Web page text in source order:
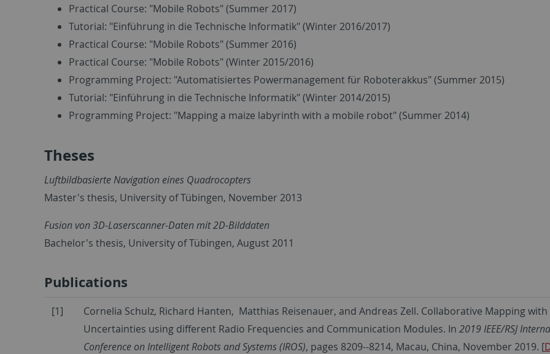
Practical Course: "Mobile Robots" (Summer 2017)
Tutorial: "Einführung in die Technische Informatik" (Winter 2016/2017)
Practical Course: "Mobile Robots" (Summer 2016)
Practical Course: "Mobile Robots" (Winter 2015/2016)
Programming Project: "Automatisiertes Powermanagement für Roboterakkus" (Summer 2015)
Tutorial: "Einführung in die Technische Informatik" (Winter 2014/2015)
Programming Project: "Mapping a maize labyrinth with a mobile robot" (Summer 2014)
Theses
Luftbildbasierte Navigation eines Quadrocopters
Master's thesis, University of Tübingen, November 2013
Fusion von 3D-Laserscanner-Daten mit 2D-Bilddaten
Bachelor's thesis, University of Tübingen, August 2011
Publications
[1]
Cornelia Schulz, Richard Hanten, Matthias Reisenauer, and Andreas Zell. Collaborative Mapping with
Uncertainties using different Radio Frequencies and Communication Modules. In 2019 IEEE/RSJ
Conference on Intelligent Robots and Systems (IROS), pages 8209--8214, Macau, China, November 2019. [